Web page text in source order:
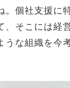
。個社支援
、そこには経
うな組織を今